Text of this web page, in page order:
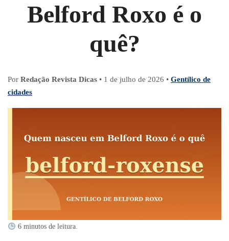
Belford Roxo é o
quê?
Por Redação Revista Dicas • 1 de julho de 2026 • Gentílico de
cidades
6 minutos de leitura.